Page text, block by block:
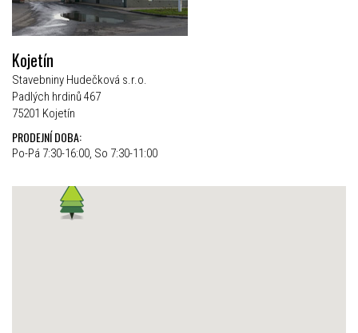
Kojetín
Stavebniny Hudečková s.r.o.
Padlých hrdinů 467
75201 Kojetín
PRODEJNÍ DOBA:
Po-Pá 7:30-16:00, So 7:30-11:00